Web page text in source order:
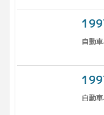
自動
自動